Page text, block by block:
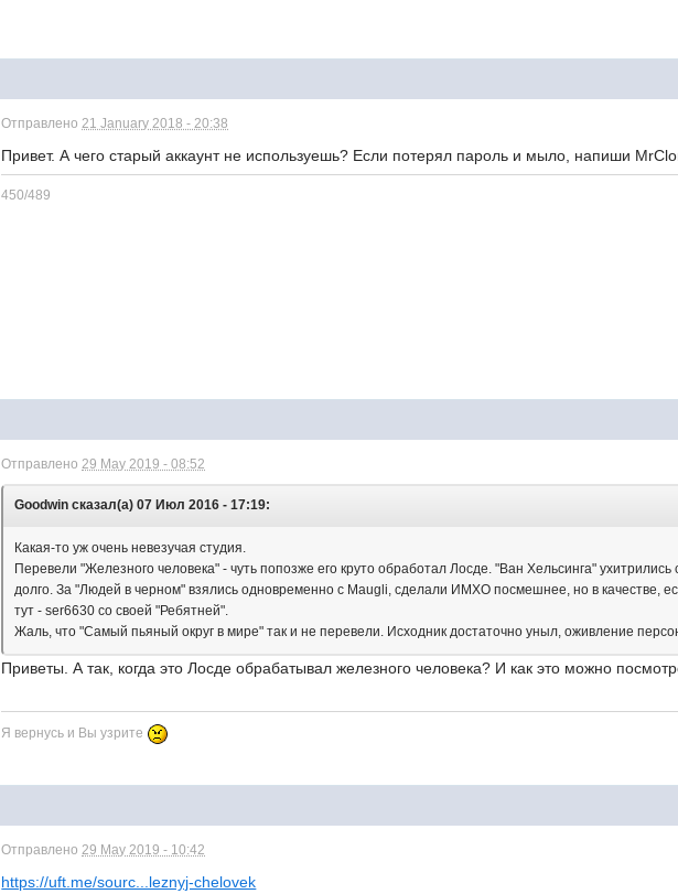
Отправлено21 January 2018 - 20:38
Привет. А чего старый аккаунт не используешь? Если потерял пароль и мыло, напиши
450/489
Отправлено29 May 2019 - 08:52
Goodwin сказал(а) 07 Июл 2016 - 17:19:
Какая-то уж очень невезучая студия.
Перевели "Железного человека" - чуть попозже его круто обработал Лосде. "Ван Хельсинга"
долго. За "Людей в черном" взялись одновременно с Maugli, сделали ИМХО посмешнее, но в качестве,
тут - ser6630 со своей "Ребятней".
Жаль, что "Самый пьяный округ в мире" так и не перевели. Исходник достаточно уныл, оживление
Приветы. А так, когда это Лосде обрабатывал железного человека? И как это можно
Я вернусь и Вы узрите
Отправлено29 May 2019 - 10:42
https://uft.me/sourc...leznyj-chelovek